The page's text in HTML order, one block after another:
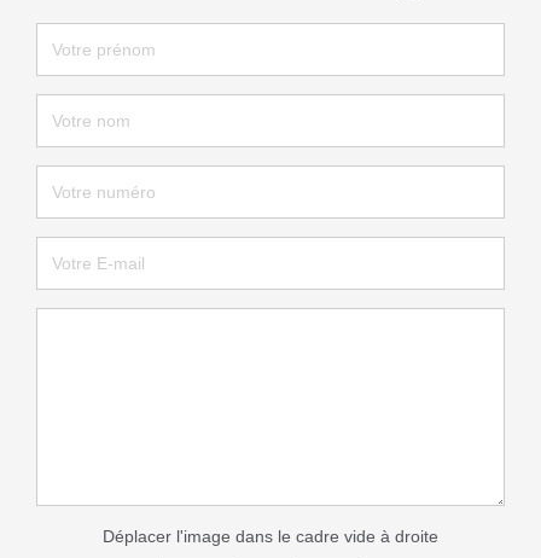
Déplacer l'image dans le cadre vide à droite